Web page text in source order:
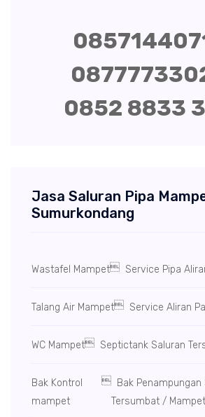
0852 8833
Jasa Saluran Pipa
Sumurkondang
Wastafel Mampet Service Pipa
Talang Air Mampet Service Aliran
WC Mampet Septictank Saluran
Bak Kontrol
mampet
 Bak Penampungan
Tersumbat / Mampet